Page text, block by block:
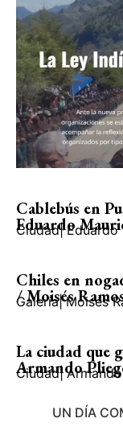
Cablebús en
Eduardo
Ciudad|
Chiles en
/ Moisés
Galería| Moisés
La ciudad que
Armando
Ciudad|
UN DÍA